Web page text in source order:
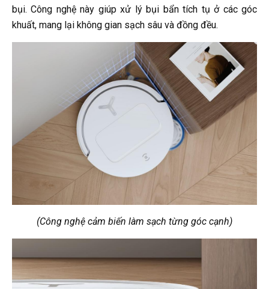
bụi. Công nghệ này giúp xử lý bụi bẩn tích tụ ở các góc
khuất, mang lại không gian sạch sâu và đồng đều.
(Công nghệ cảm biến làm sạch từng góc cạnh)